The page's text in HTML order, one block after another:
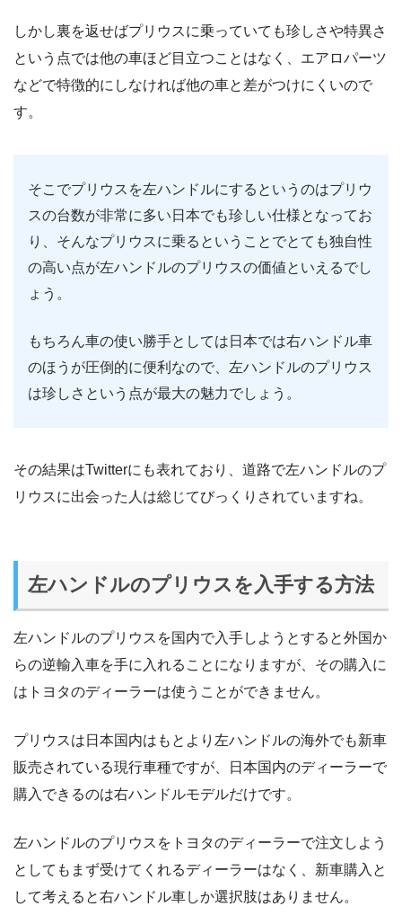
しかし裏を返せばプリウスに乗っていても珍しさや特異さ
という点では他の車ほど目立つことはなく、エアロパーツ
などで特徴的にしなければ他の車と差がつけにくいので
す。
そこでプリウスを左ハンドルにするというのはプリウ
スの台数が非常に多い日本でも珍しい仕様となってお
り、そんなプリウスに乗るということでとても独自性
の高い点が左ハンドルのプリウスの価値といえるでし
ょう。
もちろん車の使い勝手としては日本では右ハンドル車
のほうが圧倒的に便利なので、左ハンドルのプリウス
は珍しさという点が最大の魅力でしょう。
その結果はTwitterにも表れており、道路で左ハンドルのプ
リウスに出会った人は総じてびっくりされていますね。
左ハンドルのプリウスを入手する方法
左ハンドルのプリウスを国内で入手しようとすると外国か
らの逆輸入車を手に入れることになりますが、その購入に
はトヨタのディーラーは使うことができません。
プリウスは日本国内はもとより左ハンドルの海外でも新車
販売されている現行車種ですが、日本国内のディーラーで
購入できるのは右ハンドルモデルだけです。
左ハンドルのプリウスをトヨタのディーラーで注文しよう
としてもまず受けてくれるディーラーはなく、新車購入と
して考えると右ハンドル車しか選択肢はありません。